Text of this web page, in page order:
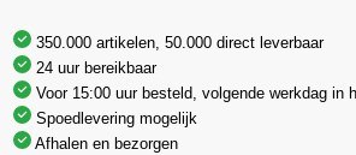
350.000 artikelen, 50.000 direct leverbaar
24 uur bereikbaar
Voor 15:00 uur besteld, volgende werkdag in
Spoedlevering mogelijk
Afhalen en bezorgen